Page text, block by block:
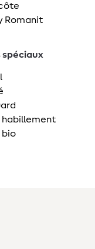
Romanit
spéciaux
habillement
bio